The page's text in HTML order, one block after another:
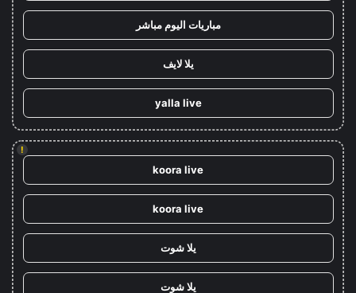
مباريات اليوم مباشر
يلا لايف
yalla live
!
koora live
koora live
يلا شوت
يلا شوت